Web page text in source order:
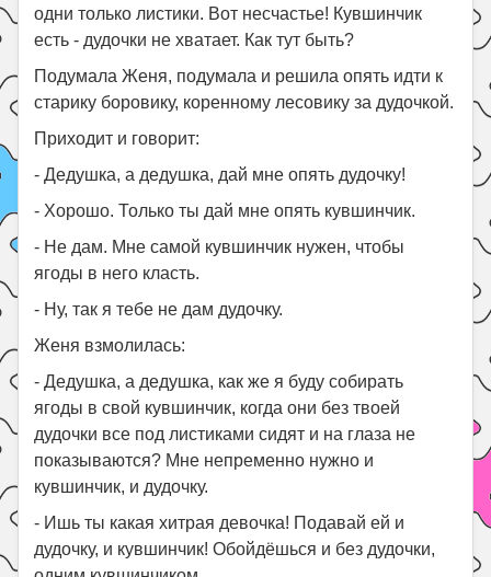
одни только листики. Вот несчастье! Кувшинчик
есть - дудочки не хватает. Как тут быть?
Подумала Женя, подумала и решила опять идти к
старику боровику, коренному лесовику за дудочкой.
Приходит и говорит:
- Дедушка, а дедушка, дай мне опять дудочку!
- Хорошо. Только ты дай мне опять кувшинчик.
- Не дам. Мне самой кувшинчик нужен, чтобы
ягоды в него класть.
- Ну, так я тебе не дам дудочку.
Женя взмолилась:
- Дедушка, а дедушка, как же я буду собирать
ягоды в свой кувшинчик, когда они без твоей
дудочки все под листиками сидят и на глаза не
показываются? Мне непременно нужно и
кувшинчик, и дудочку.
- Ишь ты какая хитрая девочка! Подавай ей и
дудочку, и кувшинчик! Обойдёшься и без дудочки,